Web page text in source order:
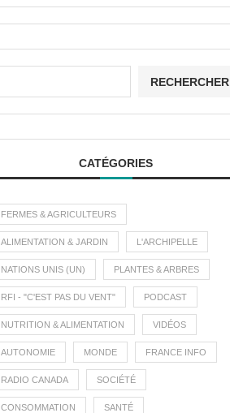
RECHERCHER
CATÉGORIES
FERMES & AGRICULTEURS
ALIMENTATION & JARDIN L'ARCHIPELLE
NATIONS UNIS (UN) PLANTES & ARBRES
RFI - "C'EST PAS DU VENT" PODCAST
NUTRITION & ALIMENTATION VIDÉOS
AUTONOMIE MONDE FRANCE INFO
RADIO CANADA SOCIÉTÉ
CONSOMMATION SANTÉ